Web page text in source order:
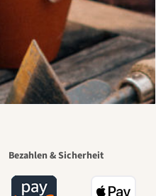
Bezahlen & Sicherheit